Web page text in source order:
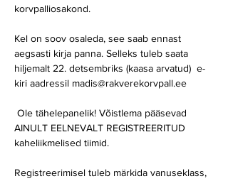
korvpalliosakond.
Kel on soov osaleda, see saab ennast
aegsasti kirja panna. Selleks tuleb saata
hiljemalt 22. detsembriks (kaasa arvatud)  e-
kiri aadressil madis@rakverekorvpall.ee
AINULT EELNEVALT REGISTREERITUD
kaheliikmelised tiimid.
Registreerimisel tuleb märkida vanuseklass,